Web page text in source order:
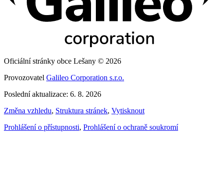
Oficiální stránky obce Lešany © 2026
Provozovatel Galileo Corporation s.r.o.
Poslední aktualizace: 6. 8. 2026
Změna vzhledu, Struktura stránek, Vytisknout
Prohlášení o přístupnosti, Prohlášení o ochraně soukromí